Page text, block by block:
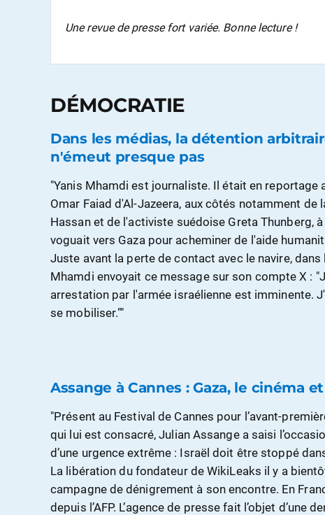
Une revue de presse fort variée. Bonne lecture !
DÉMOCRATIE
Dans les médias, la détention
n'émeut presque pas
"Yanis Mhamdi est journaliste. Il était en reportage
Omar Faiad d'Al-Jazeera, aux côtés notamment de
Hassan et de l'activiste suédoise Greta Thunberg,
voguait vers Gaza pour acheminer de l'aide
Juste avant la perte de contact avec le navire, dans
Mhamdi envoyait ce message sur son compte X :
arrestation par l'armée israélienne est imminente.
se mobiliser.""
Assange à Cannes : Gaza, le cinéma et
"Présent au Festival de Cannes pour l’avant-
qui lui est consacré, Julian Assange a saisi
d’une urgence extrême : Israël doit être stoppé
La libération du fondateur de WikiLeaks il y a
campagne de dénigrement à son encontre. En
depuis l’AFP. L’agence de presse fait l’objet d’une